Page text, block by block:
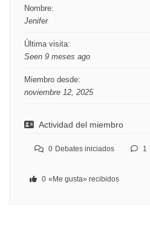
Nombre:
Jenifer
Última visita:
Seen 9 meses ago
Miembro desde:
noviembre 12, 2025
Actividad del miembro
0 Debates iniciados 1
0 «Me gusta» recibidos